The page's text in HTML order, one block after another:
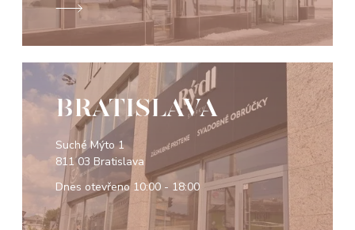
BRATISLAVA
Suché Mýto 1
811 03 Bratislava
Dnes otevřeno 10:00 - 18:00